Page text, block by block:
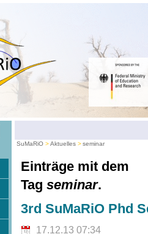
SuMaRiO Aktuelles seminar
Einträge mit dem
Tag seminar.
3rd SuMaRiO Phd
17.12.13 07:34